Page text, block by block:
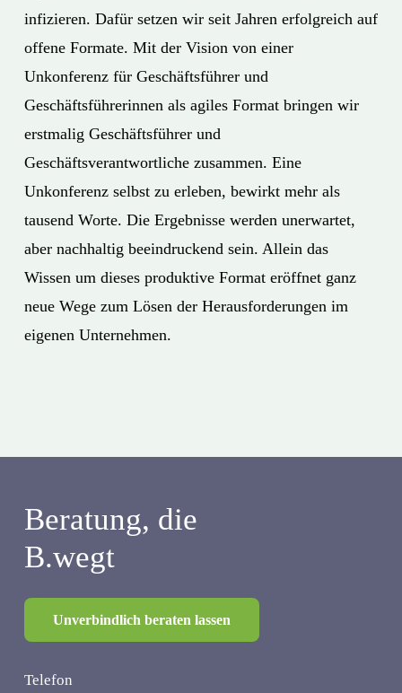
infizieren. Dafür setzen wir seit Jahren erfolgreich auf
offene Formate. Mit der Vision von einer
Unkonferenz für Geschäftsführer und
Geschäftsführerinnen als agiles Format bringen wir
erstmalig Geschäftsführer und
Geschäftsverantwortliche zusammen. Eine
Unkonferenz selbst zu erleben, bewirkt mehr als
tausend Worte. Die Ergebnisse werden unerwartet,
aber nachhaltig beeindruckend sein. Allein das
Wissen um dieses produktive Format eröffnet ganz
neue Wege zum Lösen der Herausforderungen im
eigenen Unternehmen.
Beratung, die
B.wegt
Unverbindlich beraten lassen
Telefon